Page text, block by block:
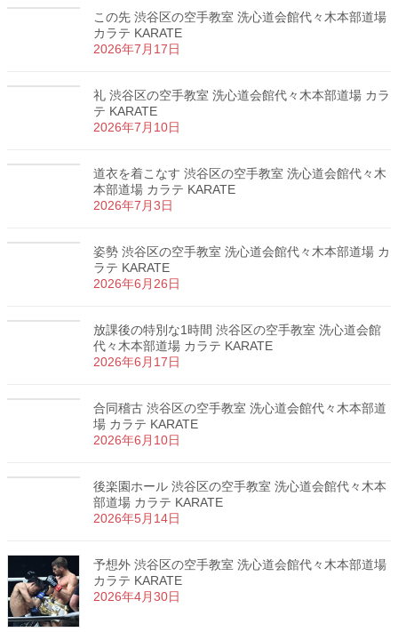
この先 渋谷区の空手教室 洗心道会館代々木本部道場
カラテ KARATE
2026年7月17日
礼 渋谷区の空手教室 洗心道会館代々木本部道場 カラ
テ KARATE
2026年7月10日
道衣を着こなす 渋谷区の空手教室 洗心道会館代々木
本部道場 カラテ KARATE
2026年7月3日
姿勢 渋谷区の空手教室 洗心道会館代々木本部道場 カ
ラテ KARATE
2026年6月26日
放課後の特別な1時間 渋谷区の空手教室 洗心道会館
代々木本部道場 カラテ KARATE
2026年6月17日
合同稽古 渋谷区の空手教室 洗心道会館代々木本部道
場 カラテ KARATE
2026年6月10日
後楽園ホール 渋谷区の空手教室 洗心道会館代々木本
部道場 カラテ KARATE
2026年5月14日
予想外 渋谷区の空手教室 洗心道会館代々木本部道場
カラテ KARATE
2026年4月30日